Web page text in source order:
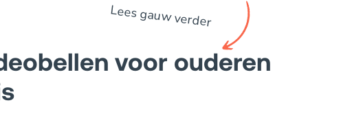
Lees gauw verder
voor ouderen